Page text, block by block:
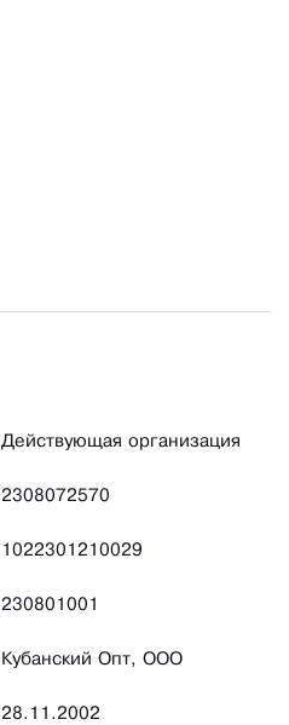
Действующая организация
2308072570
1022301210029
230801001
Кубанский Опт, ООО
28.11.2002